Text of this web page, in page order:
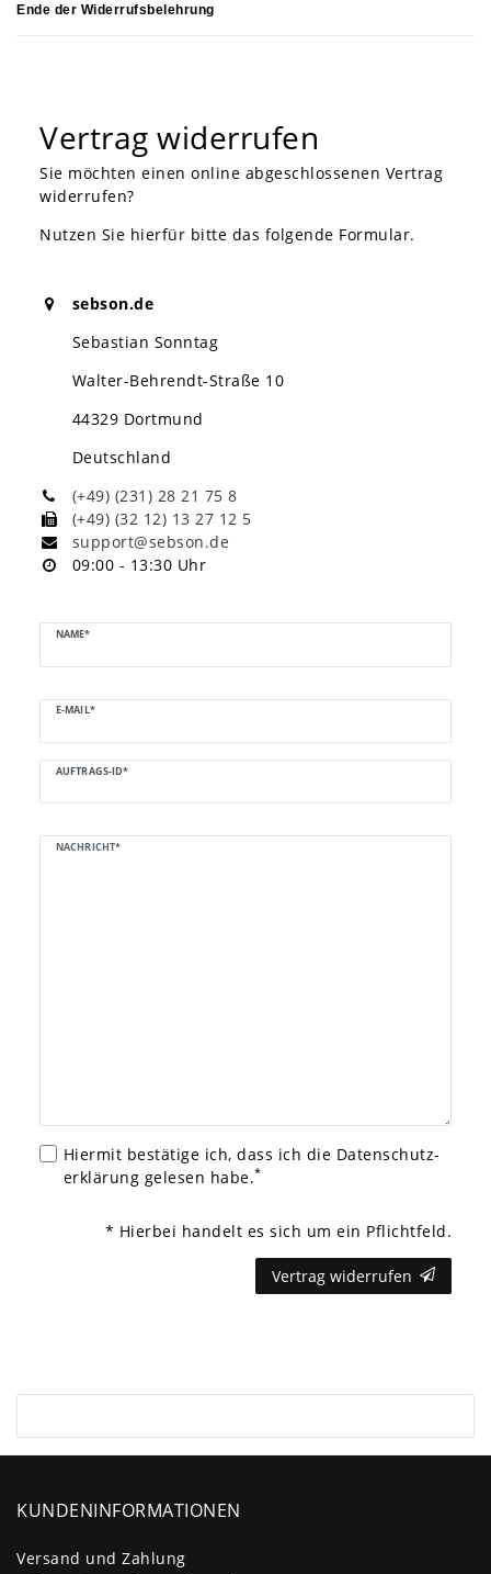
Ende der Widerrufsbelehrung
Vertrag widerrufen
Sie möchten einen online abgeschlossenen Vertrag
widerrufen?
Nutzen Sie hierfür bitte das folgende Formular.
sebson.de
Sebastian Sonntag
Walter-Behrendt-Straße 10
44329 Dortmund
Deutschland
(+49) (231) 28 21 75 8
(+49) (32 12) 13 27 12 5
support@sebson.de
09:00 - 13:30 Uhr
NAME*
E-MAIL*
AUFTRAGS-ID*
NACHRICHT*
Hiermit bestätige ich, dass ich die Daten­schutz­
erklärung gelesen habe.*
* Hierbei handelt es sich um ein Pflichtfeld.
Ceres::Template.mailFormHoneypotLabel
Vertrag widerrufen
KUNDENINFORMATIONEN
Versand und Zahlung